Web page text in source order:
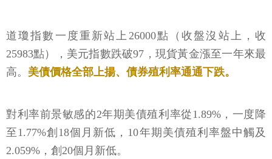
道瓊指數一度重新站上26000點（收盤沒站上，收
25983點），美元指數跌破97，現貨黃金漲至一年來最
高。 美債價格全部上揚、債券殖利率通通下跌。
對利率前景敏感的2年期美債殖利率從1.89%，一度降
至1.77%創18個月新低，10年期美債殖利率盤中觸及
2.059%，創20個月新低。